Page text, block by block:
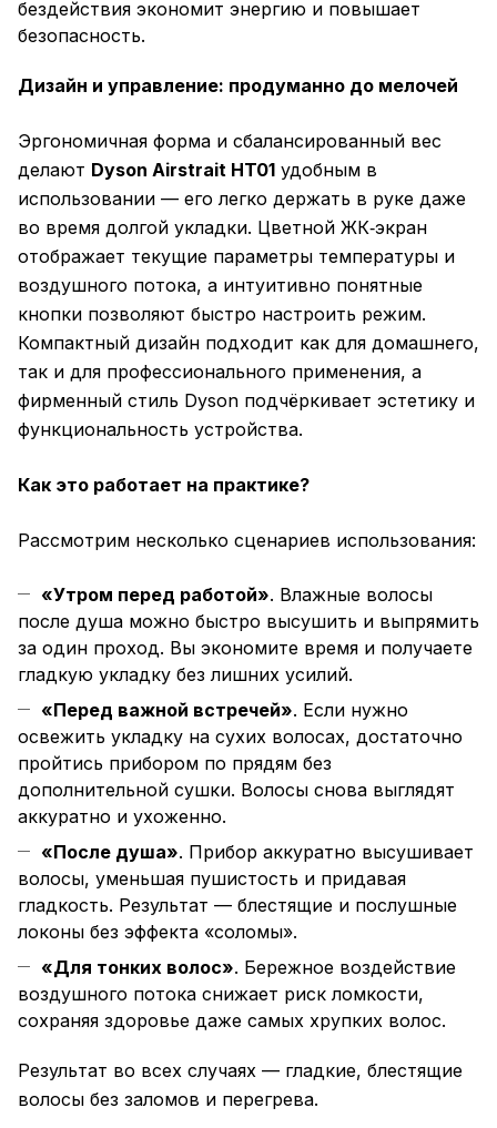
бездействия экономит энергию и повышает
безопасность.
Дизайн и управление: продуманно до мелочей
Эргономичная форма и сбалансированный вес
делают Dyson Airstrait HT01 удобным в
использовании — его легко держать в руке даже
во время долгой укладки. Цветной ЖК‑экран
отображает текущие параметры температуры и
воздушного потока, а интуитивно понятные
кнопки позволяют быстро настроить режим.
Компактный дизайн подходит как для домашнего,
так и для профессионального применения, а
фирменный стиль Dyson подчёркивает эстетику и
функциональность устройства.
Как это работает на практике?
Рассмотрим несколько сценариев использования:
«Утром перед работой». Влажные волосы
после душа можно быстро высушить и выпрямить
за один проход. Вы экономите время и получаете
гладкую укладку без лишних усилий.
«Перед важной встречей». Если нужно
освежить укладку на сухих волосах, достаточно
пройтись прибором по прядям без
дополнительной сушки. Волосы снова выглядят
аккуратно и ухоженно.
«После душа». Прибор аккуратно высушивает
волосы, уменьшая пушистость и придавая
гладкость. Результат — блестящие и послушные
локоны без эффекта «соломы».
«Для тонких волос». Бережное воздействие
воздушного потока снижает риск ломкости,
сохраняя здоровье даже самых хрупких волос.
Результат во всех случаях — гладкие, блестящие
волосы без заломов и перегрева.